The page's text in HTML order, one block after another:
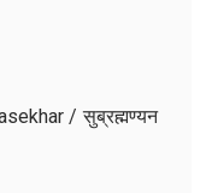
/ सुब्रह्मण्यन